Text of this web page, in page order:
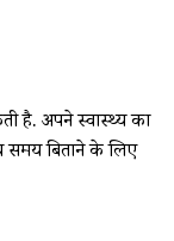
है. अपने स्वास्थ्य का
समय बिताने के लिए